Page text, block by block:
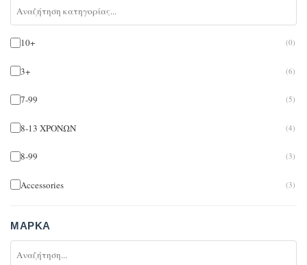
10+ (0)
3+ (6)
7-99 (5)
8-13 ΧΡΟΝΩΝ (4)
8-99 (3)
Accessories (3)
Arts & Crafts (3)
ΜΆΡΚΑ